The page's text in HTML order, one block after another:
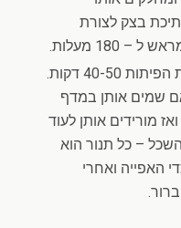
בצק לצורת
מעלות.
המתכון המקורי מורה לאפות את הפיתות 40-50 דקות.
שמים אותן במדף
ל- 15 דקות, ואז מורידים אותן לעוד
– כל תנור הוא
האפייה ואחרי